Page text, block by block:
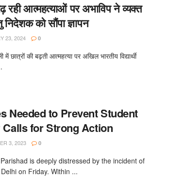
रही आत्महत्याओं पर अभाविप ने व्यक्त
को सौंपा ज्ञापन
23, 2024 0
में छात्रों की बढ़ती आत्महत्या पर अखिल भारतीय विद्यार्थी
Needed to Prevent Student
for Strong Action
3, 2023 0
is deeply distressed by the incident of
on Friday. Within ...